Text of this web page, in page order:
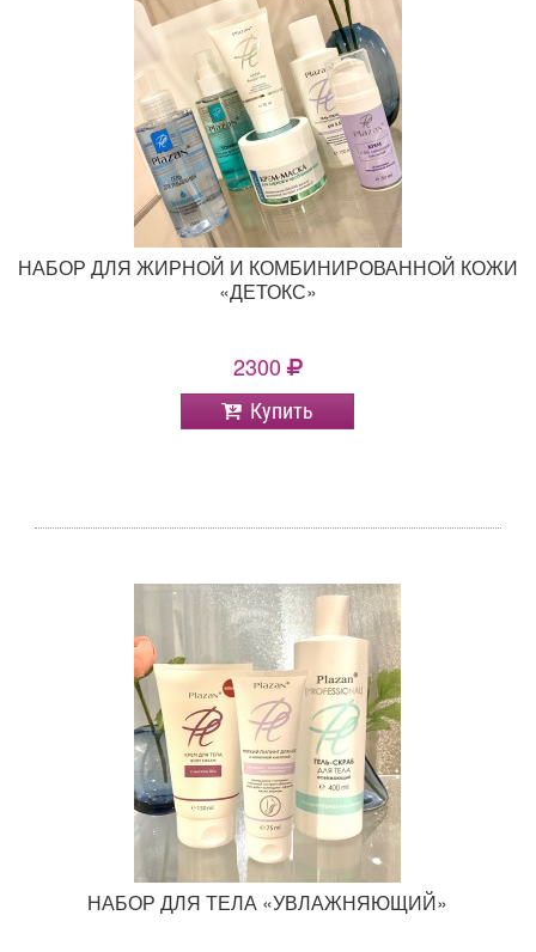
НАБОР ДЛЯ ЖИРНОЙ И КОМБИНИРОВАННОЙ КОЖИ
«ДЕТОКС»
2300
Купить
НАБОР ДЛЯ ТЕЛА «УВЛАЖНЯЮЩИЙ»